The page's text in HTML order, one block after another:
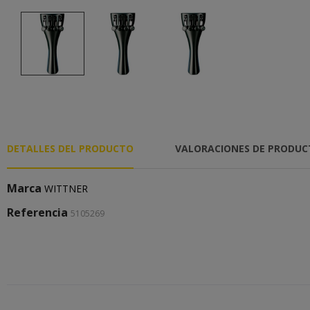
DETALLES DEL PRODUCTO VALORACIONES DE
Marca WITTNER
Referencia 5105269